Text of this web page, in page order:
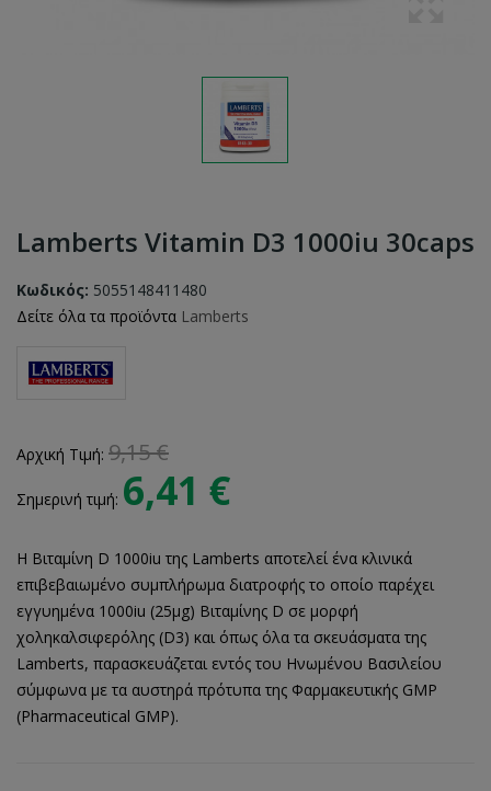
Lamberts Vitamin D3 1000iu 30caps
Κωδικός: 5055148411480
Δείτε όλα τα προϊόντα Lamberts
Αρχική Τιμή: 9,15 €
Σημερινή τιμή: 6,41 €
Η Βιταμίνη D 1000iu της Lamberts αποτελεί ένα κλινικά
επιβεβαιωμένο συμπλήρωμα διατροφής το οποίο παρέχει
εγγυημένα 1000iu (25μg) Βιταμίνης D σε μορφή
χοληκαλσιφερόλης (D3) και όπως όλα τα σκευάσματα της
Lamberts, παρασκευάζεται εντός του Ηνωμένου Βασιλείου
σύμφωνα με τα αυστηρά πρότυπα της Φαρμακευτικής GMP
(Pharmaceutical GMP).